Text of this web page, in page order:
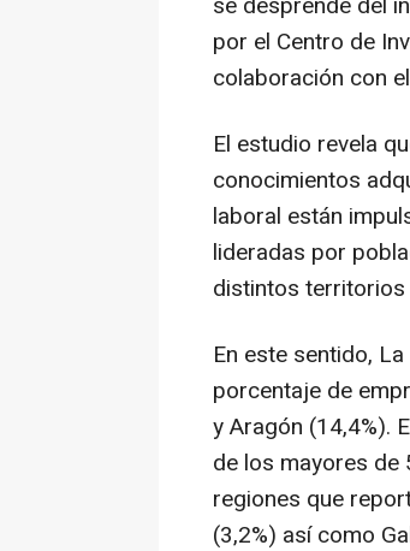
por el Centro de
colaboración con
El estudio revela
conocimientos
laboral están
lideradas por
distintos territorios
En este sentido,
porcentaje de
y Aragón (14,4%).
de los mayores de
regiones que
(3,2%) así como